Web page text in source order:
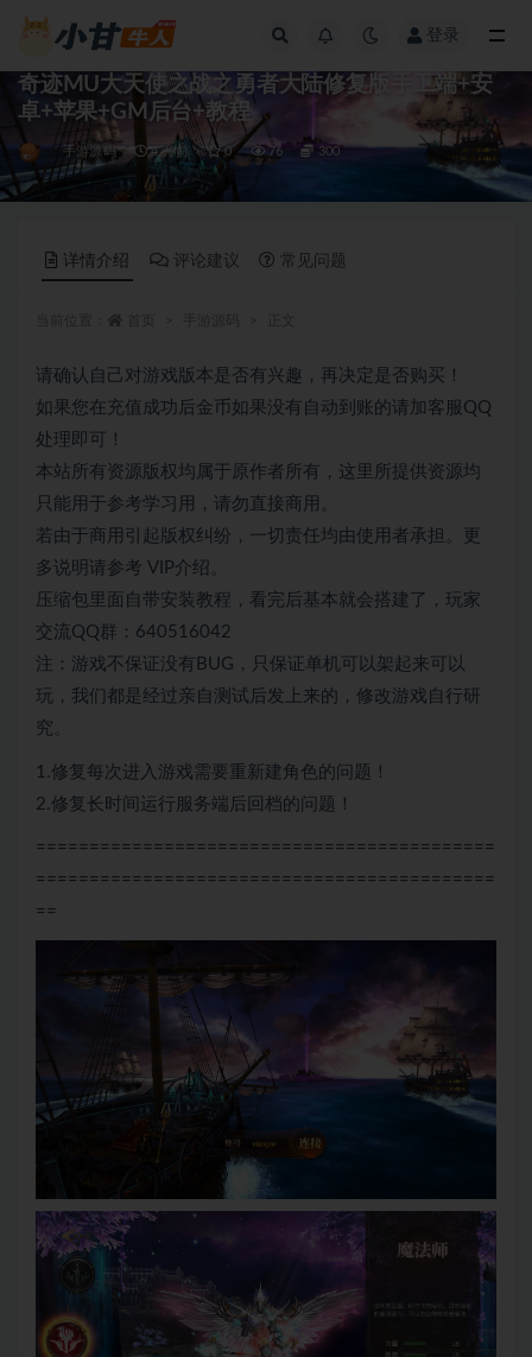
登录
奇迹MU大天使之战之勇者大陆修复版手工端+安
卓+苹果+GM后台+教程
手游源码 4 月前 0 76 300
详情介绍 评论建议 常见问题
请确认自己对游戏版本是否有兴趣，再决定是否购买！
如果您在充值成功后金币如果没有自动到账的请加客服QQ
处理即可！
本站所有资源版权均属于原作者所有，这里所提供资源均
只能用于参考学习用，请勿直接商用。
若由于商用引起版权纠纷，一切责任均由使用者承担。更
多说明请参考 VIP介绍。
压缩包里面自带安装教程，看完后基本就会搭建了，玩家
交流QQ群：640516042
注：游戏不保证没有BUG，只保证单机可以架起来可以
玩，我们都是经过亲自测试后发上来的，修改游戏自行研
究。
1.修复每次进入游戏需要重新建角色的问题！
2.修复长时间运行服务端后回档的问题！
===========================================
===========================================
==